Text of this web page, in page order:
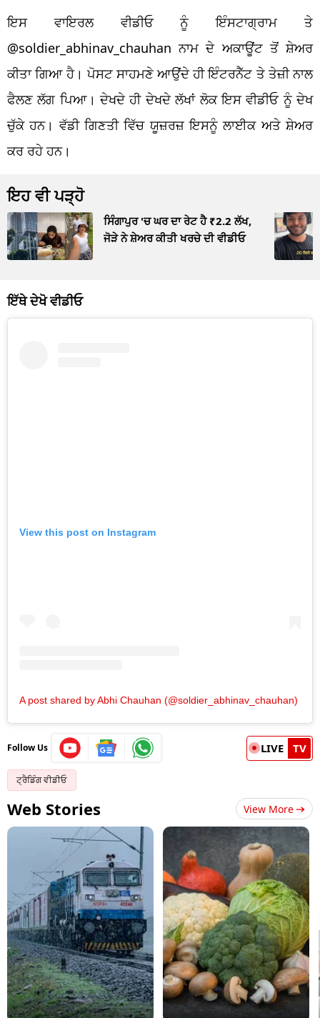
ਇਸ ਵਾਇਰਲ ਵੀਡੀਓ ਨੂੰ ਇੰਸਟਾਗ੍ਰਾਮ ਤੇ
@soldier_abhinav_chauhan ਨਾਮ ਦੇ ਅਕਾਊਂਟ ਤੋਂ ਸ਼ੇਅਰ
ਕੀਤਾ ਗਿਆ ਹੈ। ਪੋਸਟ ਸਾਹਮਣੇ ਆਉਂਦੇ ਹੀ ਇੰਟਰਨੈੱਟ ਤੇ ਤੇਜ਼ੀ ਨਾਲ
ਫੈਲਣ ਲੱਗ ਪਿਆ। ਦੇਖਦੇ ਹੀ ਦੇਖਦੇ ਲੱਖਾਂ ਲੋਕ ਇਸ ਵੀਡੀਓ ਨੂੰ ਦੇਖ
ਚੁੱਕੇ ਹਨ। ਵੱਡੀ ਗਿਣਤੀ ਵਿੱਚ ਯੂਜ਼ਰਜ਼ ਇਸਨੂੰ ਲਾਈਕ ਅਤੇ ਸ਼ੇਅਰ
ਕਰ ਰਹੇ ਹਨ।
ਇਹ ਵੀ ਪੜ੍ਹੋ
ਸਿੰਗਾਪੁਰ 'ਚ ਘਰ ਦਾ ਰੇਟ ਹੈ ₹2.2 ਲੱਖ,
ਜੋੜੇ ਨੇ ਸ਼ੇਅਰ ਕੀਤੀ ਖਰਚੇ ਦੀ ਵੀਡੀਓ
ਇੱਥੇ ਦੇਖੋ ਵੀਡੀਓ
View this post on Instagram
A post shared by Abhi Chauhan (@soldier_abhinav_chauhan)
Follow Us LIVE TV
ਟ੍ਰੈਡਿੰਗ ਵੀਡੀਓ
Web Stories View More